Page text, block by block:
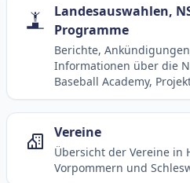
Landesauswahlen,
Programme
Berichte,
Informationen über die
Baseball Academy,
Vereine
Übersicht der Vereine in
Vorpommern und